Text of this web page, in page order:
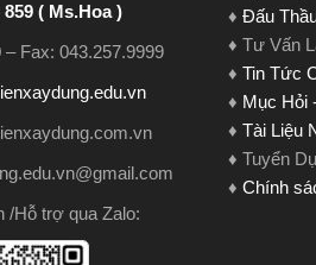
859 ( Ms.Hoa )
– Fax: 043.257.9999
/Hỗ trợ qua Zalo:
♦ Đấu
♦ Tư Vấn
♦ Tin Tức
♦ Mục Hỏi
♦ Tài Liệu
♦ Tuyển
♦ Chính